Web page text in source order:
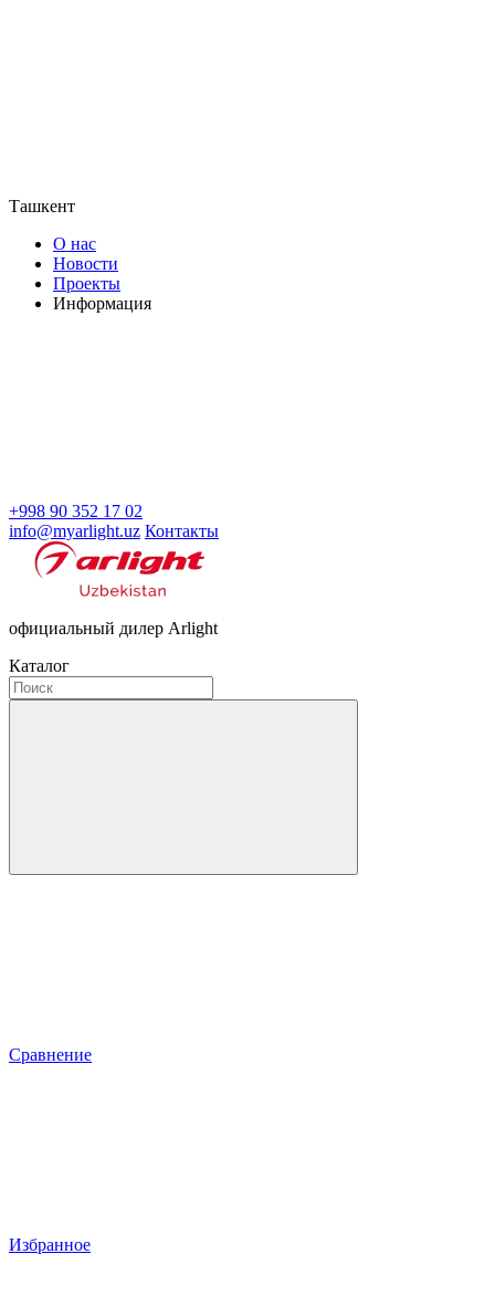
Ташкент
О нас
Новости
Проекты
Информация
+998 90 352 17 02
info@myarlight.uz Контакты
официальный дилер Arlight
Каталог
Сравнение
Избранное